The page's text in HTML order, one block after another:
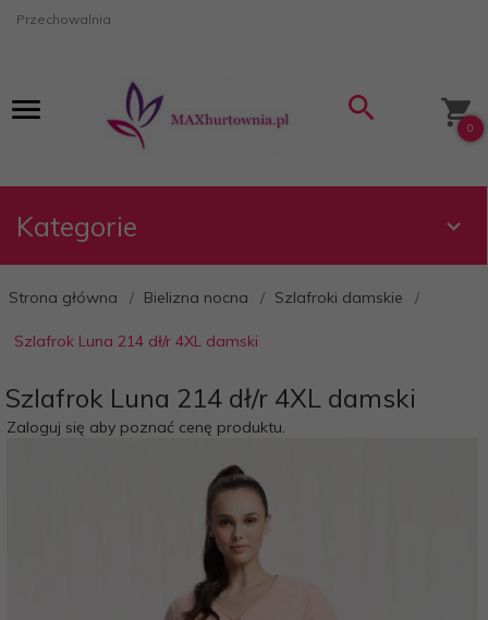
Przechowalnia
0
Kategorie
Strona główna Bielizna nocna Szlafroki damskie
Szlafrok Luna 214 dł/r 4XL damski
Szlafrok Luna 214 dł/r 4XL damski
Zaloguj się aby poznać cenę produktu.